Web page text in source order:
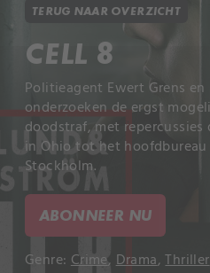
TERUG NAAR OVERZICHT
CELL 8
Politieagent Ewert Grens en
onderzoeken de ergst
doodstraf, met
in Ohio tot het
Stockholm.
ABONNEER NU
Genre: Crime, Drama,Thriller